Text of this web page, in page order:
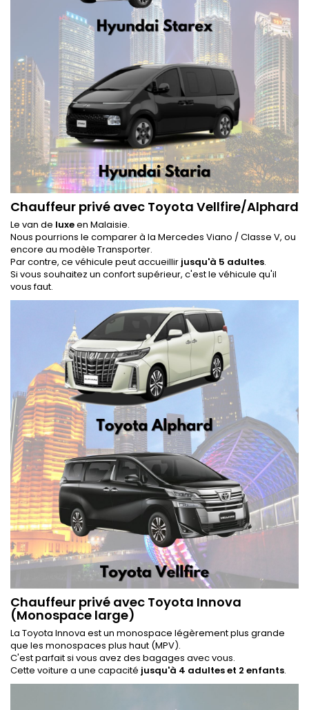
Chauffeur privé avec Toyota Vellfire/Alphard
Le van de luxeen Malaisie.
Nous pourrions le comparer à la Mercedes Viano / Classe V, ou
encore au modèle Transporter.
Par contre, ce véhicule peut accueillir jusqu'à 5 adultes.
Si vous souhaitez un confort supérieur, c'est le véhicule qu'il
vous faut.
Chauffeur privé avec Toyota Innova
(Monospace large)
La Toyota Innova est un monospace légèrement plus grande
que les monospaces plus haut (MPV).
C'est parfait si vous avez des bagages avec vous.
Cette voiture a une capacité jusqu'à 4 adultes et 2 enfants.